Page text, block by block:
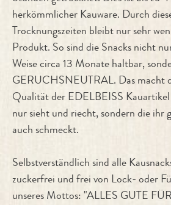
herkömmlicher Kauware. Durch
Trocknungszeiten bleibt nur sehr
Produkt. So sind die Snacks nicht
Weise circa 13 Monate haltbar,
GERUCHSNEUTRAL. Das macht
Qualität der EDELBEISS
nur sieht und riecht, sondern die ihr
auch schmeckt.
Selbstverständlich sind alle
zuckerfrei und frei von Lock- oder
unseres Mottos: "ALLES GUTE